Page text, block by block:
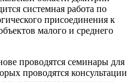
системная работа по
присоединения к
малого и среднего
проводятся семинары для
проводятся консультации